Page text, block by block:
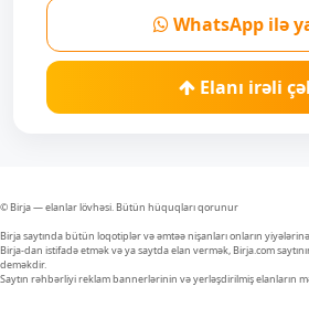
WhatsApp ilə
Elanı irəli
© Birja — elanlar lövhəsi. Bütün hüquqları qorunur
Birja saytında bütün loqotiplər və əmtəə nişanları onların
Birja-dan istifadə etmək və ya saytda elan vermək, Birja.com
deməkdir.
Saytın rəhbərliyi reklam bannerlərinin və yerləşdirilmiş elanların